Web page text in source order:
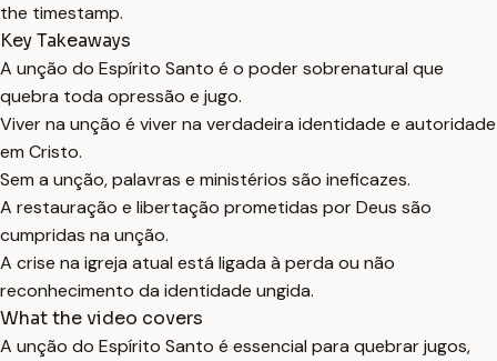
the timestamp.
Key Takeaways
A unção do Espírito Santo é o poder sobrenatural que
quebra toda opressão e jugo.
Viver na unção é viver na verdadeira identidade e autoridade
em Cristo.
Sem a unção, palavras e ministérios são ineficazes.
A restauração e libertação prometidas por Deus são
cumpridas na unção.
A crise na igreja atual está ligada à perda ou não
reconhecimento da identidade ungida.
What the video covers
A unção do Espírito Santo é essencial para quebrar jugos,